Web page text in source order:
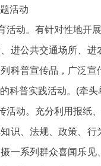
活动
。有针对性地开展
进公共交通场所、
科普宣传品，广泛
科普实践活动。 (牵头
。充分利用报纸、
识、法规、政策、
一系列群众喜闻乐